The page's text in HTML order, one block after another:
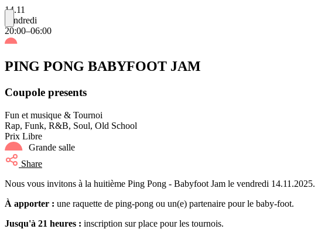
14.11
vendredi
20:00–06:00
PING PONG BABYFOOT JAM
Coupole presents
Fun et musique & Tournoi
Rap, Funk, R&B, Soul, Old School
Prix Libre
Grande salle
Share
Nous vous invitons à la huitième Ping Pong - Babyfoot Jam le vendredi 14.11.2025.
À apporter : une raquette de ping-pong ou un(e) partenaire pour le baby-foot.
Jusqu'à 21 heures : inscription sur place pour les tournois.